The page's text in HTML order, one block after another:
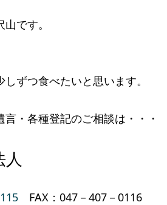
です。
ずつ食べたいと思います。
・各種登記のご相談は・・・
FAX：047－407－0116